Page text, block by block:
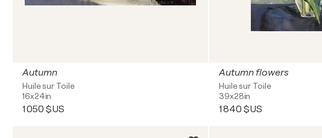
Autumn
Huile sur Toile
16x24in
1 050 $US
Autumn flowers
Huile sur Toile
39x28in
1 840 $US